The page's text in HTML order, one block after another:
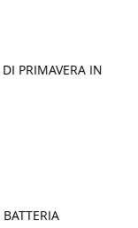
PRIMAVERA IN